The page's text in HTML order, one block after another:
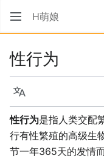
H萌娘
性行为
语言
性行为是指人类交配
行有性繁殖的高级生
节一年365天的发情